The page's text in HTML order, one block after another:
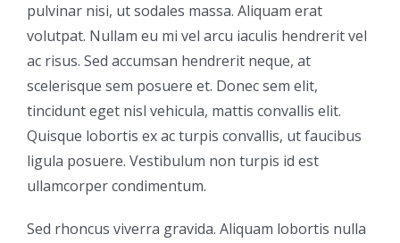
pulvinar nisi, ut sodales massa. Aliquam erat
volutpat. Nullam eu mi vel arcu iaculis hendrerit vel
ac risus. Sed accumsan hendrerit neque, at
scelerisque sem posuere et. Donec sem elit,
tincidunt eget nisl vehicula, mattis convallis elit.
Quisque lobortis ex ac turpis convallis, ut faucibus
ligula posuere. Vestibulum non turpis id est
ullamcorper condimentum.
Sed rhoncus viverra gravida. Aliquam lobortis nulla